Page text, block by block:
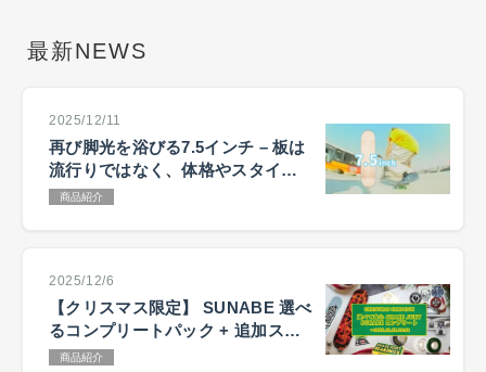
最新NEWS
2025/12/11
再び脚光を浴びる7.5インチ – 板は
流行りではなく、体格やスタイル
で選ぶ
商品紹介
2025/12/6
【クリスマス限定】 SUNABE 選べ
るコンプリートパック + 追加ステ
ッカーキャンペーン
商品紹介